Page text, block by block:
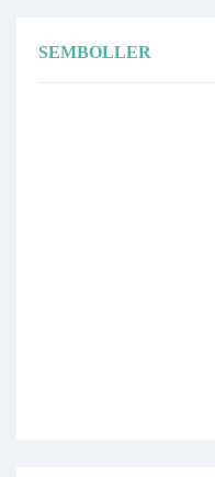
SEMBOLLER